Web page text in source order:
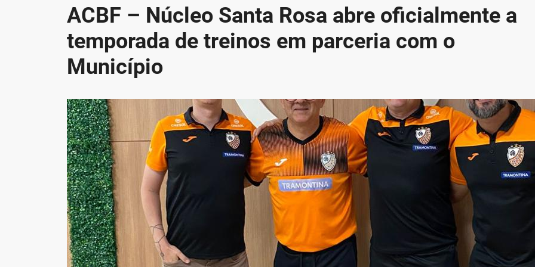
ACBF – Núcleo Santa Rosa abre oficialmente a
temporada de treinos em parceria com o
Município